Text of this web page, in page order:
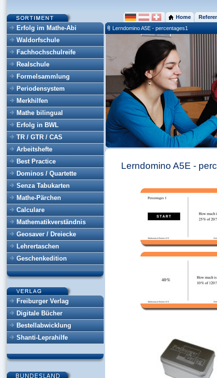
Erfolg im Mathe-Abi
Waldorfschule
Fachhochschulreife
Realschule
Formelsammlung
Periodensystem
Merkhilfen
Mathe bilingual
Erfolg in BWL
TR / GTR / CAS
Arbeitshefte
Best Practice
Dominos / Quartette
Senza Tabukarten
Mathe-Pärchen
Calculare
Mathematikverständnis
Geosaver / Dreiecke
Lehrertaschen
Geschenkedition
Freiburger Verlag
Digitale Bücher
Bestellabwicklung
Shanti-Leprahilfe
Home
Lerndomino A5E - percentages1
Lerndomino A5E -